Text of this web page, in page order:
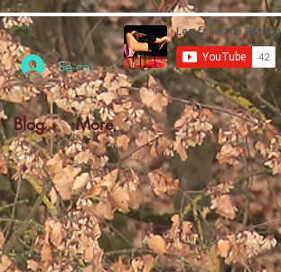
Blog More
Se connecter